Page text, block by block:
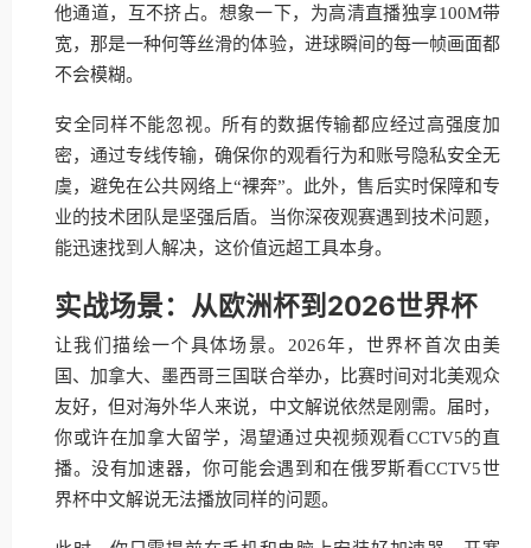
他通道，互不挤占。想象一下，为高清直播独享100M带
宽，那是一种何等丝滑的体验，进球瞬间的每一帧画面都
不会模糊。
安全同样不能忽视。所有的数据传输都应经过高强度加
密，通过专线传输，确保你的观看行为和账号隐私安全无
虞，避免在公共网络上“裸奔”。此外，售后实时保障和专
业的技术团队是坚强后盾。当你深夜观赛遇到技术问题，
能迅速找到人解决，这价值远超工具本身。
实战场景：从欧洲杯到2026世界杯
让我们描绘一个具体场景。2026年，世界杯首次由美
国、加拿大、墨西哥三国联合举办，比赛时间对北美观众
友好，但对海外华人来说，中文解说依然是刚需。届时，
你或许在加拿大留学，渴望通过央视频观看CCTV5的直
播。没有加速器，你可能会遇到和在俄罗斯看CCTV5世
界杯中文解说无法播放同样的问题。